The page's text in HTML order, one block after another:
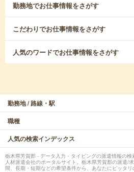
勤務地でお仕事情報をさがす
こだわりでお仕事情報をさがす
人気のワードでお仕事情報をさがす
勤務地 / 路線・駅
職種
人気の検索インデックス
栃木県芳賀郡 - データ入力・タイピングの派遣情報の
人材派遣会社のポータルサイト。栃木県芳賀郡の派遣/
間、長期・短期などの希望条件から、あなたにピッタ